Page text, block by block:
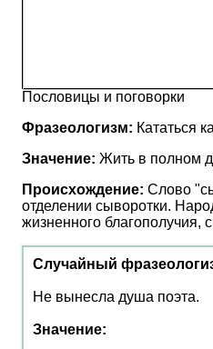
Пословицы и поговорки
Фразеологизм: Кататься
Значение: Жить в полном
Происхождение: Слово
отделении сыворотки.
жизненного благополучия,
Случайный
Не вынесла душа поэта.
Значение: